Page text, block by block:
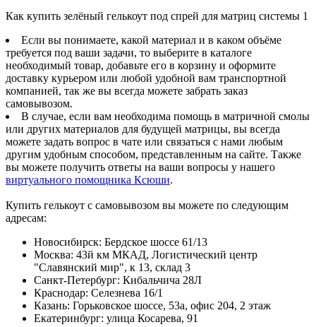
Как купить зелёный гелькоут под спрей для матриц системы 1
Если вы понимаете, какой материал и в каком объёме
требуется под ваши задачи, то выберите в каталоге
необходимый товар, добавьте его в корзину и оформите
доставку курьером или любой удобной вам транспортной
компанией, так же вы всегда можете забрать заказ
самовывозом.
В случае, если вам необходима помощь в матричной смолы
или других материалов для будущей матрицы, вы всегда
можете задать вопрос в чате или связаться с нами любым
другим удобным способом, представленным на сайте. Также
вы можете получить ответы на ваши вопросы у нашего
виртуального помощника Ксюши.
Купить гелькоут с самовывозом вы можете по следующим
адресам:
Новосибирск: Бердское шоссе 61/13
Москва: 43й км МКАД, Логистический центр
"Славянский мир", к 13, склад 3
Санкт-Петербург: Кибальчича 28Л
Краснодар: Селезнева 16/1
Казань: Горьковское шоссе, 53а, офис 204, 2 этаж
Екатеринбург: улица Косарева, 91